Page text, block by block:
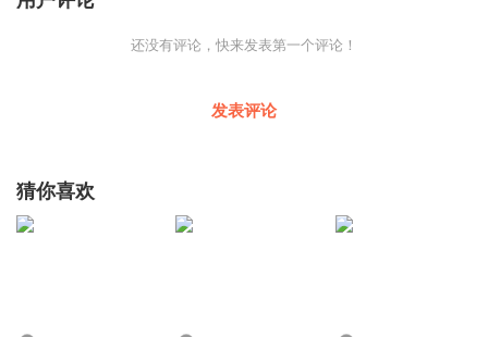
还没有评论，快来发表第一个评论！
发表评论
猜你喜欢